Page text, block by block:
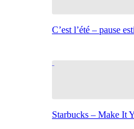
C’est l’été – pause
Starbucks – Make It